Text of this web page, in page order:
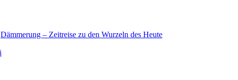
Dämmerung – Zeitreise zu den Wurzeln des Heute